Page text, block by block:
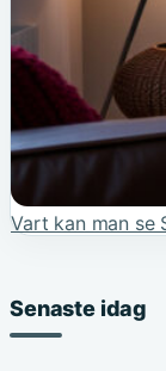
Vart kan man se
Senaste idag